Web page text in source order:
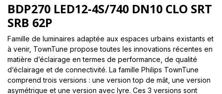
BDP270 LED12-4S/740 DN10 CLO SRT
SRB 62P
Famille de luminaires adaptée aux espaces urbains existants et
à venir, TownTune propose toutes les innovations récentes en
matière d’éclairage en termes de performance, de qualité
d’éclairage et de connectivité. La famille Philips TownTune
comprend trois versions : une version top de mât, une version
asymétrique et une version avec lyre. Ces 3 versions sont